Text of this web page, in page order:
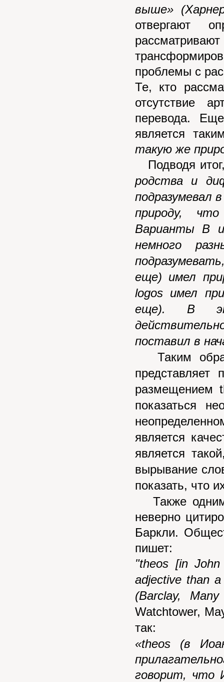
выше»
отвергают
проблемы с
Те, кто
отсутствие
перевода.
является
такую же
Подводя
родства и
подразумевал
природу,
Варианты В
немного
еще) имел
logos имел
еще). В
поставил в
Таким
представляет
размещением
показаться
является
является
вырывание
показать, что
Также одним
неверно
Баркли.
пишет:
"theos [in
adjective than
(Barclay,
Watchtower,
так:
«theos (в
говорит, что